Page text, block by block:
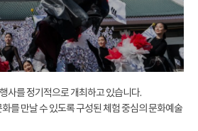
사를 정기적으로 개최하고 있습니다.
를 만날 수 있도록 구성된 체험 중심의 문화예술